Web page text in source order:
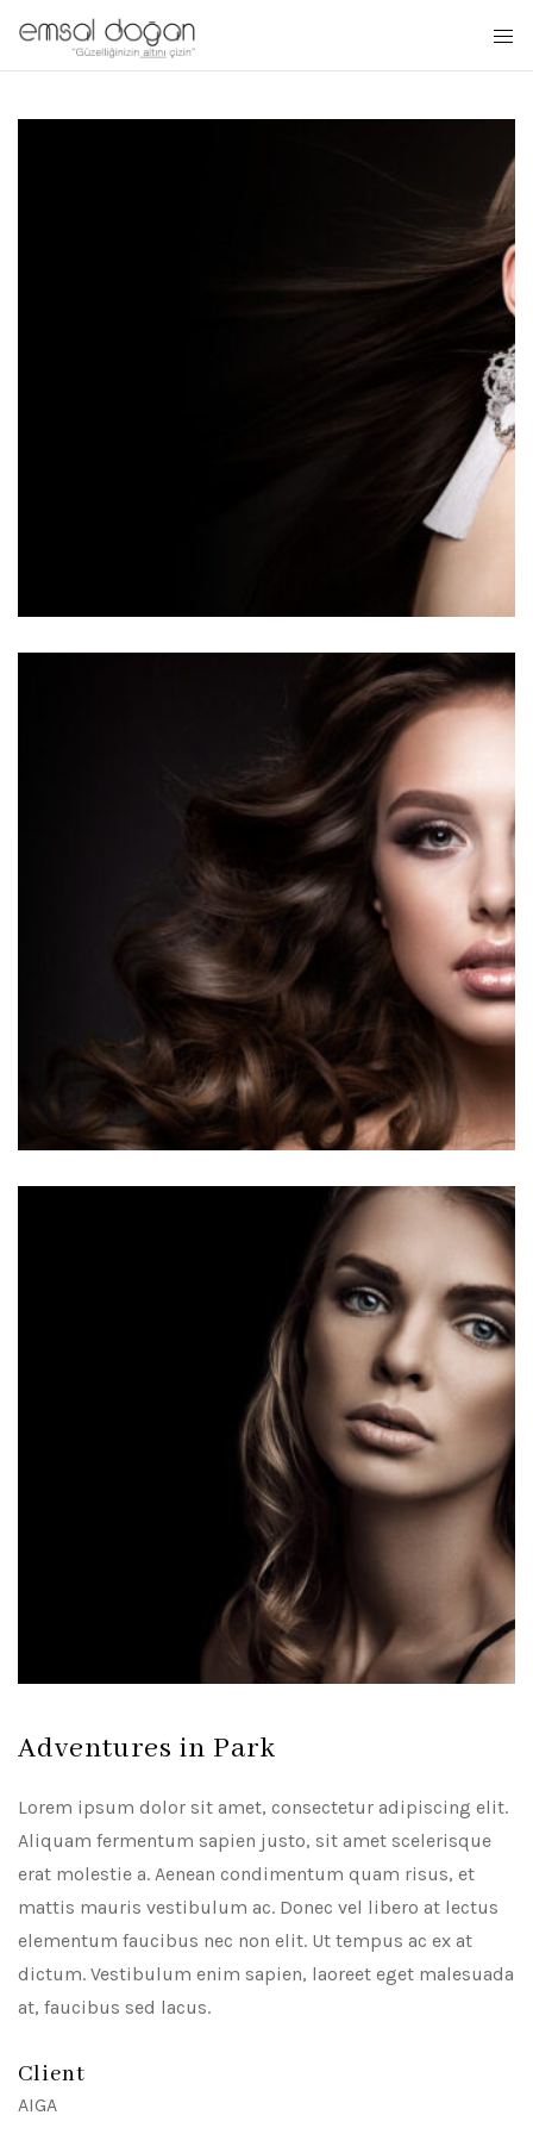
Adventures in Park
Lorem ipsum dolor sit amet, consectetur adipiscing elit.
Aliquam fermentum sapien justo, sit amet scelerisque
erat molestie a. Aenean condimentum quam risus, et
mattis mauris vestibulum ac. Donec vel libero at lectus
elementum faucibus nec non elit. Ut tempus ac ex at
dictum. Vestibulum enim sapien, laoreet eget malesuada
at, faucibus sed lacus.
Client
AIGA